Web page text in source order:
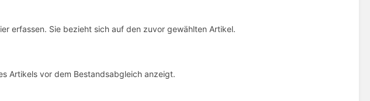
erfassen. Sie bezieht sich auf den zuvor gewählten Artikel.
Artikels vor dem Bestandsabgleich anzeigt.